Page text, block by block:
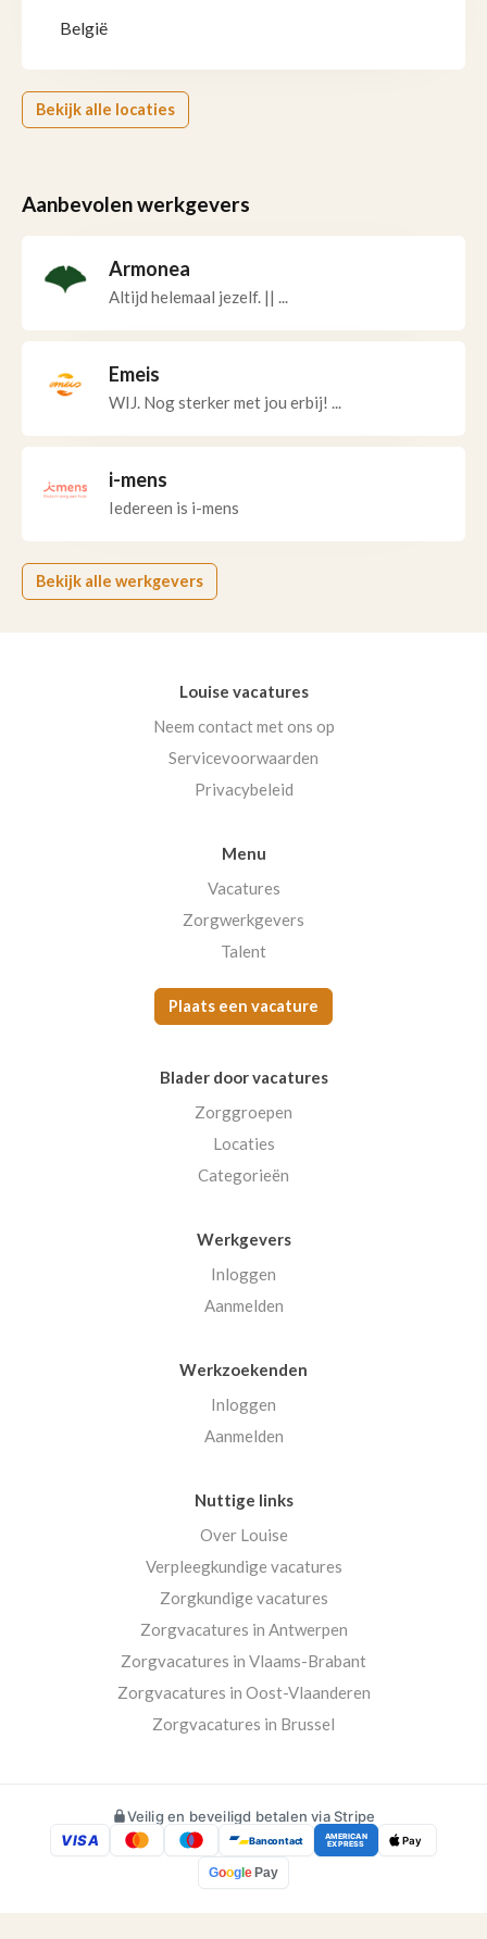
België
Bekijk alle locaties
Aanbevolen werkgevers
Armonea
Altijd helemaal jezelf. || ...
Emeis
WIJ. Nog sterker met jou erbij! ...
i-mens
Iedereen is i-mens
Bekijk alle werkgevers
Louise vacatures
Neem contact met ons op
Servicevoorwaarden
Privacybeleid
Menu
Vacatures
Zorgwerkgevers
Talent
Plaats een vacature
Blader door vacatures
Zorggroepen
Locaties
Categorieën
Werkgevers
Inloggen
Aanmelden
Werkzoekenden
Inloggen
Aanmelden
Nuttige links
Over Louise
Verpleegkundige vacatures
Zorgkundige vacatures
Zorgvacatures in Antwerpen
Zorgvacatures in Vlaams-Brabant
Zorgvacatures in Oost-Vlaanderen
Zorgvacatures in Brussel
Veilig en beveiligd betalen via Stripe
VISA
Bancontact AMERICAN
EXPRESS Pay
Googl e Pay